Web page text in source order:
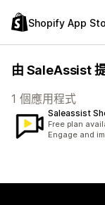
Shopify App
由 SaleAssist
1 個應用程式
Saleassist
Free plan
Engage and